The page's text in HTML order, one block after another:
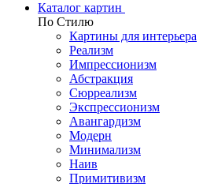
Каталог картин
По Стилю
Картины для интерьера
Реализм
Импрессионизм
Абстракция
Сюрреализм
Экспрессионизм
Авангардизм
Модерн
Минимализм
Наив
Примитивизм